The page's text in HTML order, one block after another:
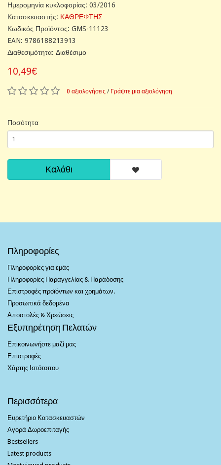
Ημερομηνία κυκλοφορίας: 03/2016
Κατασκευαστής: ΚΑΘΡΕΦΤΗΣ
Κωδικός Προϊόντος: GMS-11123
EAN: 9786188213913
Διαθεσιμότητα: Διαθέσιμο
10,49€
0 αξιολογήσεις / Γράψτε μια αξιολόγηση
Ποσότητα
Καλάθι
Πληροφορίες
Πληροφορίες για εμάς
Πληροφορίες Παραγγελίας & Παράδοσης
Επιστροφές προϊόντων και χρημάτων.
Προσωπικά δεδομένα
Αποστολές & Χρεώσεις
Εξυπηρέτηση Πελατών
Επικοινωνήστε μαζί μας
Επιστροφές
Χάρτης Ιστότοπου
Περισσότερα
Ευρετήριο Κατασκευαστών
Αγορά Δωροεπιταγής
Bestsellers
Latest products